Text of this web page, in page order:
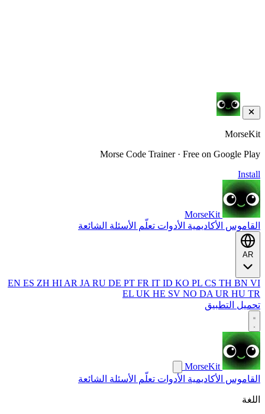
MorseKit
Morse Code Trainer · Free on Google Play
Install
MorseKit
القاموس الأكاديمية الأدوات تعلّم الأسئلة الشائعة
AR
EN ES ZH HI AR JA RU DE PT FR IT ID KO PL CS TH BN VI
EL UK HE SV NO DA UR HU TR
تحميل التطبيق
MorseKit
القاموس الأكاديمية الأدوات تعلّم الأسئلة الشائعة
اللغة